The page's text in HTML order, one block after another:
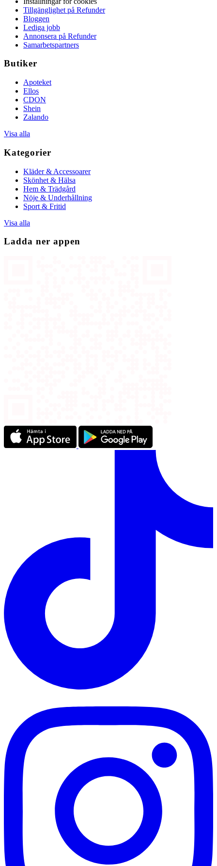
Tillgänglighet på Refunder
Bloggen
Lediga jobb
Annonsera på Refunder
Samarbetspartners
Butiker
Apoteket
Ellos
CDON
Shein
Zalando
Visa alla
Kategorier
Kläder & Accessoarer
Skönhet & Hälsa
Hem & Trädgård
Nöje & Underhållning
Sport & Fritid
Visa alla
Ladda ner appen